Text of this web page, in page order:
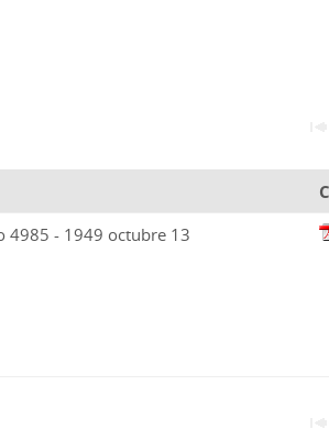
4985 - 1949 octubre 13